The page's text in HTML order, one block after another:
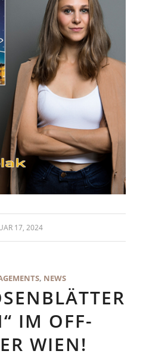
17, 2024
, NEWS
IM OFF-
WIEN!